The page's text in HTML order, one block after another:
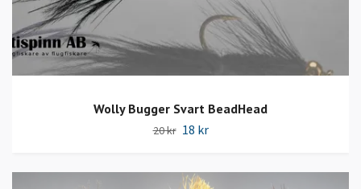
Wolly Bugger Svart BeadHead
20 kr 18 kr